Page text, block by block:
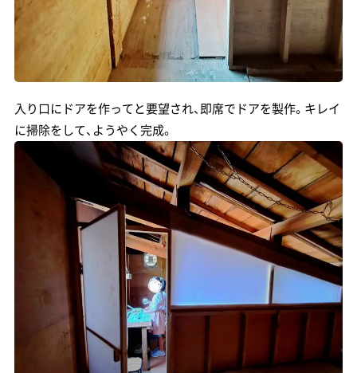
入り口にドアを作ってと要望され、即席でドアを製作。キレイ
に掃除をして、ようやく完成。